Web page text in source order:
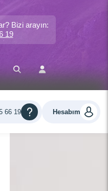
Bizi arayın:
19
Hesabım
66 19